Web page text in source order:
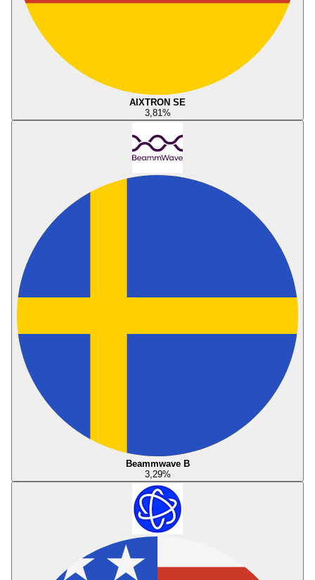
AIXTRON SE
3,81%
Beammwave B
3,29%